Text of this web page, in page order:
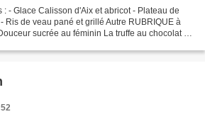
- Glace Calisson d'Aix et abricot - Plateau de
Ris de veau pané et grillé Autre RUBRIQUE à
sucrée au féminin La truffe au chocolat a